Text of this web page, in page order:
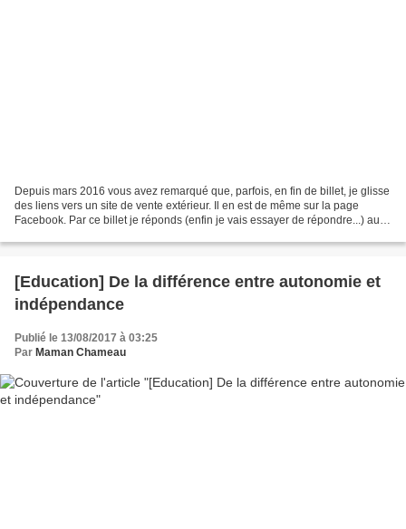
Depuis mars 2016 vous avez remarqué que, parfois, en fin de billet, je glisse
des liens vers un site de vente extérieur. Il en est de même sur la page
Facebook. Par ce billet je réponds (enfin je vais essayer de répondre...) aux
[Education] De la différence entre autonomie et
indépendance
Publié le 13/08/2017 à 03:25
Par Maman Chameau